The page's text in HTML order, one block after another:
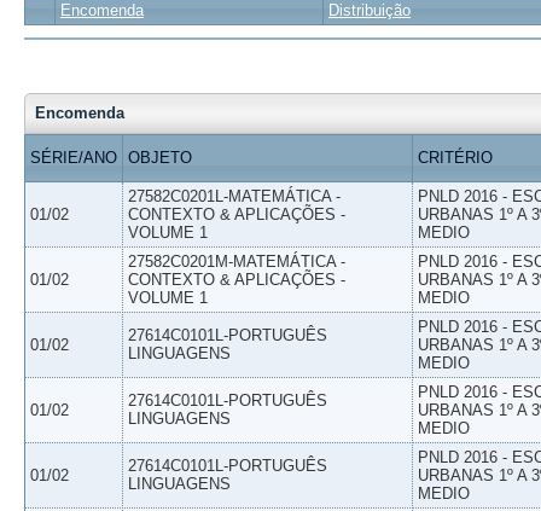
Encomenda Distribuição
Encomenda
SÉRIE/ANO OBJETO CRITÉRIO
01/02
27582C0201L-MATEMÁTICA -
CONTEXTO & APLICAÇÕES -
VOLUME 1
PNLD 2016 -
URBANAS 1º A
MEDIO
01/02
27582C0201M-MATEMÁTICA -
CONTEXTO & APLICAÇÕES -
VOLUME 1
PNLD 2016 -
URBANAS 1º A
MEDIO
01/02
27614C0101L-PORTUGUÊS
LINGUAGENS
PNLD 2016 -
URBANAS 1º A
MEDIO
01/02
27614C0101L-PORTUGUÊS
LINGUAGENS
PNLD 2016 -
URBANAS 1º A
MEDIO
01/02
27614C0101L-PORTUGUÊS
LINGUAGENS
PNLD 2016 -
URBANAS 1º A
MEDIO